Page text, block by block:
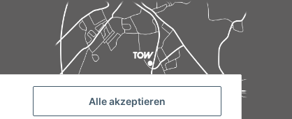
Alle akzeptieren